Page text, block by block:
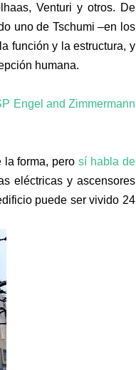
Venturi y otros. De
uno de Tschumi –en los
función y la estructura, y
humana.
Engel and Zimmermann
la forma, perosí habla de
eléctricas y ascensores
puede ser vivido 24